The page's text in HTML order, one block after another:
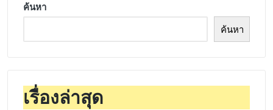
ค้นหา
ค้นหา
เรื่องล่าสุด